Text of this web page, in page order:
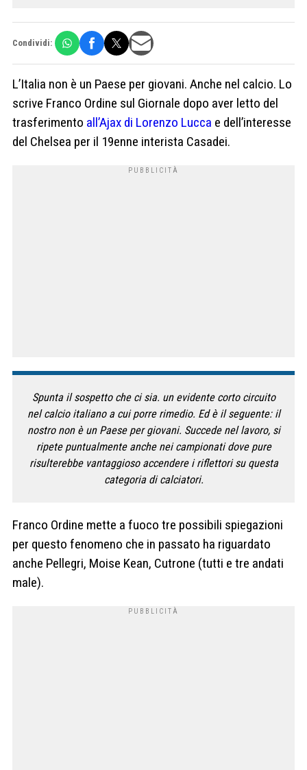
Condividi:
L’Italia non è un Paese per giovani. Anche nel calcio. Lo
scrive Franco Ordine sul Giornale dopo aver letto del
trasferimento all’Ajax di Lorenzo Lucca e dell’interesse
del Chelsea per il 19enne interista Casadei.
Spunta il sospetto che ci sia. un evidente corto circuito
nel calcio italiano a cui porre rimedio. Ed è il seguente: il
nostro non è un Paese per giovani. Succede nel lavoro, si
ripete puntualmente anche nei campionati dove pure
risulterebbe vantaggioso accendere i riflettori su questa
categoria di calciatori.
Franco Ordine mette a fuoco tre possibili spiegazioni
per questo fenomeno che in passato ha riguardato
anche Pellegri, Moise Kean, Cutrone (tutti e tre andati
male).